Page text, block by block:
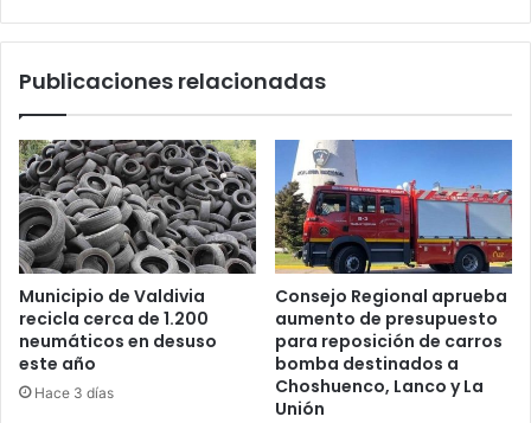
Publicaciones relacionadas
Municipio de Valdivia
recicla cerca de 1.200
neumáticos en desuso
este año
Hace 3 días
Consejo Regional aprueba
aumento de presupuesto
para reposición de carros
bomba destinados a
Choshuenco, Lanco y La
Unión